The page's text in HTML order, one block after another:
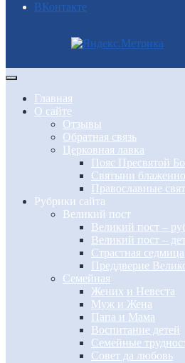
BКонтакте
Главная
О сайте
Отзывы
Обратная связь
Церковная лавка
Пояс Пресвятой
Святыни
Православные
Рубрики сайта
Великий пост
Великий пост –
Великий пост –
Страстная седмица
Преддверие
Семейная
Жених и Невеста
Муж и Жена
Папа и Мама
Воспитание детей
Семейные
Совет да любовь